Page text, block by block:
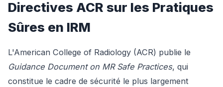
Directives ACR sur les Pratiques
Sûres en IRM
L'American College of Radiology (ACR) publie le
Guidance Document on MR Safe Practices, qui
constitue le cadre de sécurité le plus largement